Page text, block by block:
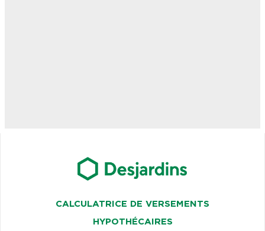
CALCULATRICE DE VERSEMENTS
HYPOTHÉCAIRES